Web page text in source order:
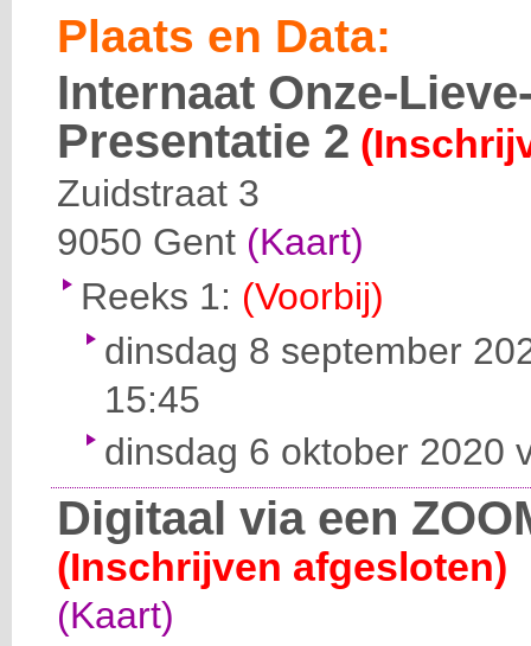
Plaats en Data:
Internaat Onze-
Presentatie 2
Zuidstraat 3
9050 Gent (Kaart)
Reeks 1: (Voorbij)
dinsdag 8 september
15:45
dinsdag 6 oktober 2020
Digitaal via een
(Inschrijven afgesloten)
(Kaart)